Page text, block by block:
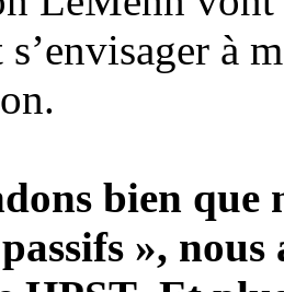
à
bien que
»,